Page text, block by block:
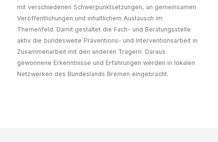
mit verschiedenen Schwerpunktsetzungen, an gemeinsamen
Veröffentlichungen und inhaltlichem Austausch im
Themenfeld. Damit gestaltet die Fach- und Beratungsstelle
aktiv die bundesweite Präventions- und Interventionsarbeit in
Zusammenarbeit mit den anderen Trägern. Daraus
gewonnene Erkenntnisse und Erfahrungen werden in lokalen
Netzwerken des Bundeslands Bremen eingebracht.